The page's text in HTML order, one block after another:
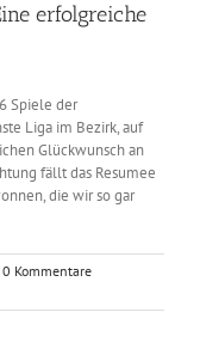
erfolgreiche
Spiele der
Liga im Bezirk, auf
Glückwunsch an
fällt das Resumee
die wir so gar
0 Kommentare